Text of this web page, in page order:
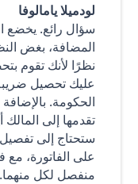
لودميلا يامالوفا
سؤال رائع. يخضع
المضافة، بغض
نظرًا لأنك تقوم
عليك تحصيل
الحكومة.
تقدمها إلى
ستحتاج إلى
على الفاتورة،
منفصل لكل منهما.